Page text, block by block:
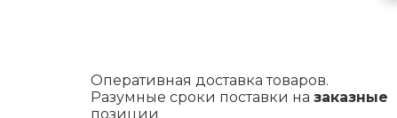
Оперативная доставка товаров.
Разумные сроки поставки на заказные
позиции